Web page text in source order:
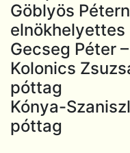
Göblyös
elnökhelyettes
Gecseg Péter
Kolonics
póttag
Kónya-
póttag